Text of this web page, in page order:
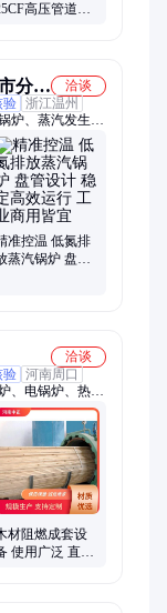
高压管道安
分公
洽谈
验 浙江温州
炉、蒸汽发生
准控温 低氮排
蒸汽锅炉 盘管
洽谈
验 河南周口
、电锅炉、热水
质锅炉、天然气
空锅炉、小型锅
物质蒸发器、蒸
热水机组、有机
材阻燃成套设
使用广泛 直径